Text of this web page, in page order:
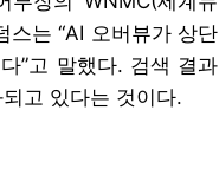
스는 “AI 오버뷰가 상단
”고 말했다. 검색 결과
고 있다는 것이다.